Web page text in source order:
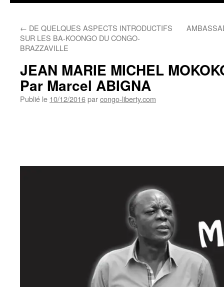
← DE QUELQUES ASPECTS INTRODUCTIFS
SUR LES BA-KOONGO DU CONGO-
BRAZZAVILLE
JEAN MARIE MICHEL
Par Marcel ABIGNA
Publié le 10/12/2016parcongo-liberty.com